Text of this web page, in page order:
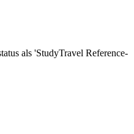
als 'StudyTravel Reference-